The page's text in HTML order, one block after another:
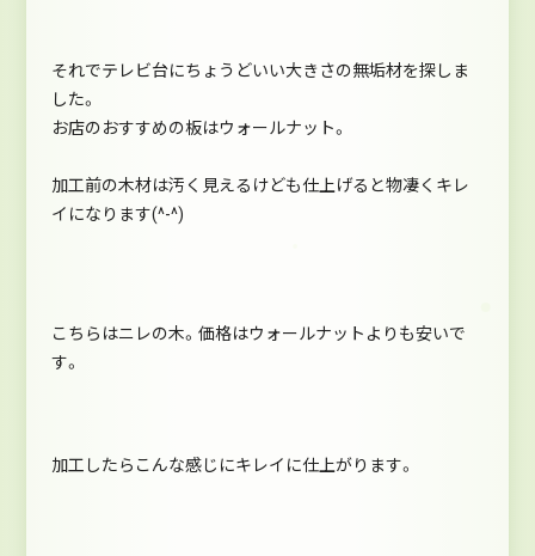
それでテレビ台にちょうどいい大きさの無垢材を探しま
した。
お店のおすすめの板はウォールナット。
加工前の木材は汚く見えるけども仕上げると物凄くキレ
イになります(^-^)
こちらはニレの木。価格はウォールナットよりも安いで
す。
加工したらこんな感じにキレイに仕上がります。